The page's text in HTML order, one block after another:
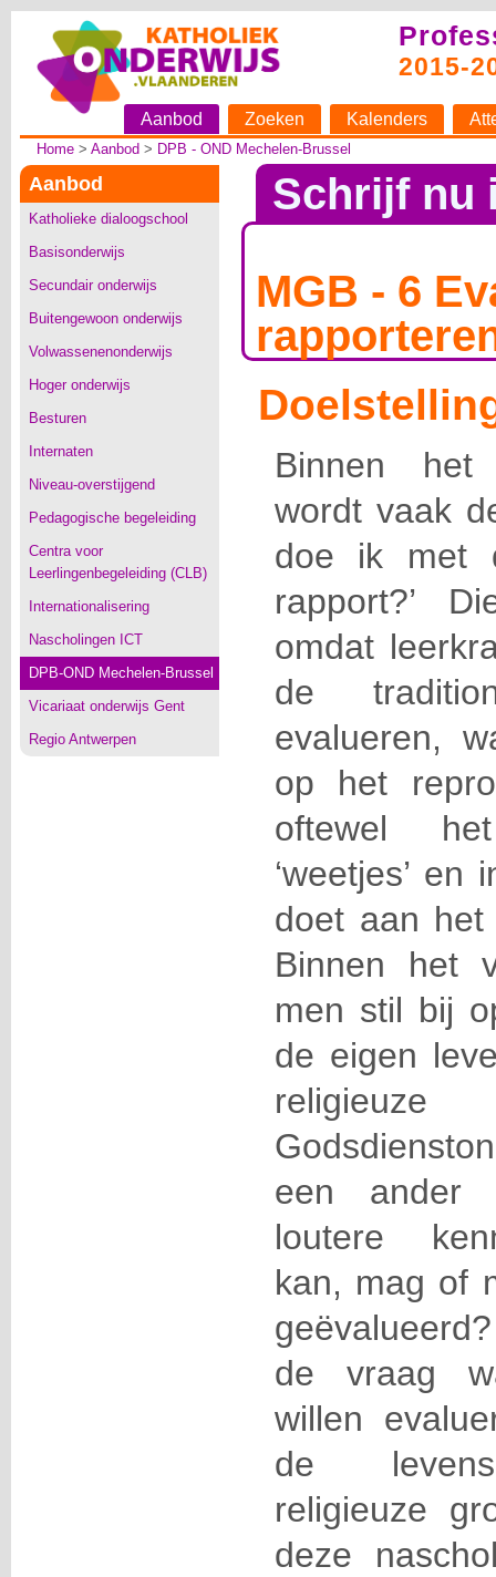
2015-
Aanbod Zoeken Kalenders
Home> Aanbod > DPB - OND Mechelen-Brussel
Aanbod
Katholieke dialoogschool
Basisonderwijs
Secundair onderwijs
Buitengewoon onderwijs
Volwassenenonderwijs
Hoger onderwijs
Besturen
Internaten
Niveau-overstijgend
Pedagogische begeleiding
Centra voor
Leerlingenbegeleiding (CLB)
Internationalisering
Nascholingen ICT
DPB-OND Mechelen-Brussel
Vicariaat onderwijs Gent
Regio Antwerpen
Schrijf nu
MGB - 6
Binnen het
wordt vaak
doe ik met
rapport?’
omdat
de
evalueren,
op het
oftewel
‘weetjes’ en
doet aan het
Binnen het
men stil bij
de eigen
een ander
loutere
kan, mag of
de vraag
willen
de
religieuze
deze